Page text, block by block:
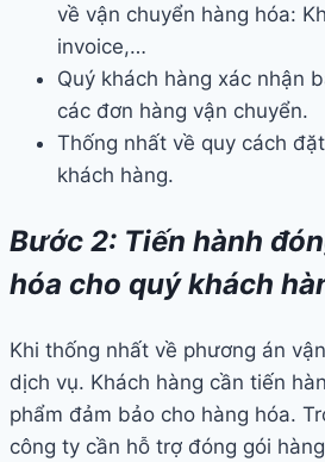
về vận chuyển hàng hóa:
invoice,…
Quý khách hàng xác nhận
các đơn hàng vận chuyển.
Thống nhất về quy cách
khách hàng.
Bước 2: Tiến hành
hóa cho quý khách
Khi thống nhất về phương án
dịch vụ. Khách hàng cần tiến
phẩm đảm bảo cho hàng hóa.
công ty cần hỗ trợ đóng gói